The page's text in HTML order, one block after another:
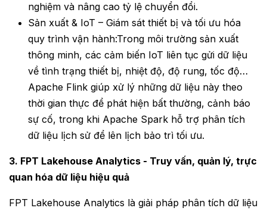
nghiệm và nâng cao tỷ lệ chuyển đổi.
Sản xuất & IoT – Giám sát thiết bị và tối ưu hóa
quy trình vận hành:Trong môi trường sản xuất
thông minh, các cảm biến IoT liên tục gửi dữ liệu
về tình trạng thiết bị, nhiệt độ, độ rung, tốc độ…
Apache Flink giúp xử lý những dữ liệu này theo
thời gian thực để phát hiện bất thường, cảnh báo
sự cố, trong khi Apache Spark hỗ trợ phân tích
dữ liệu lịch sử để lên lịch bảo trì tối ưu.
3. FPT Lakehouse Analytics - Truy vấn, quản lý, trực
quan hóa dữ liệu hiệu quả
FPT Lakehouse Analytics là giải pháp phân tích dữ liệu